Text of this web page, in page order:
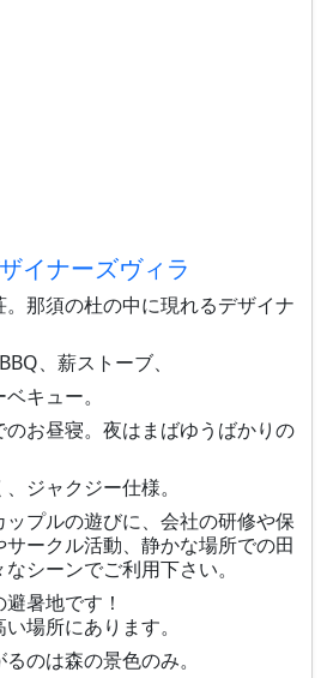
イナーズヴィラ
那須の杜の中に現れるデザイナ
、薪ストーブ、
キュー。
お昼寝。夜はまばゆうばかりの
ジャクジー仕様。
プルの遊びに、会社の研修や保
ークル活動、静かな場所での田
シーンでご利用下さい。
暑地です！
場所にあります。
のは森の景色のみ。